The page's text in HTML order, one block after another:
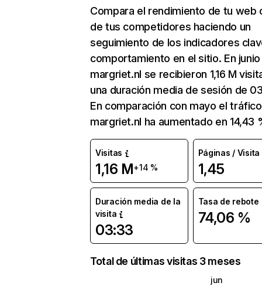
Compara el rendimiento de tu web
de tus competidores haciendo un
seguimiento de los indicadores
comportamiento en el sitio. En junio
margriet.nl se recibieron 1,16 M
una duración media de sesión de
En comparación con mayo el
margriet.nl ha aumentado en 14,43
Visitas
1,16 M+14 %
Páginas / Visita
1,45
Duración media de la
visita
03:33
Tasa de rebote
74,06 %
Total de últimas visitas 3 meses
jun